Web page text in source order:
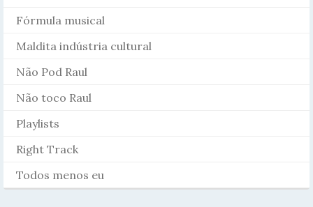
Fórmula musical
Maldita indústria cultural
Não Pod Raul
Não toco Raul
Playlists
Right Track
Todos menos eu